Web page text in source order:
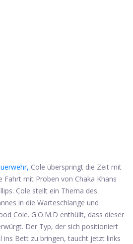
Cole überspringt die Zeit mit
Fahrt mit Proben von Chaka Khans
Cole stellt ein Thema des
in die Warteschlange und
Cole. G.O.M.D enthüllt, dass dieser
Der Typ, der sich positioniert
ins Bett zu bringen, taucht jetzt links